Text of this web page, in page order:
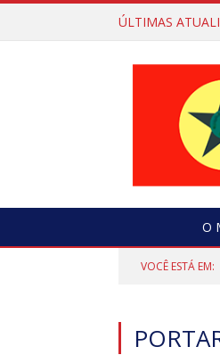
ÚLTIMAS
O
VOCÊ ESTÁ EM: